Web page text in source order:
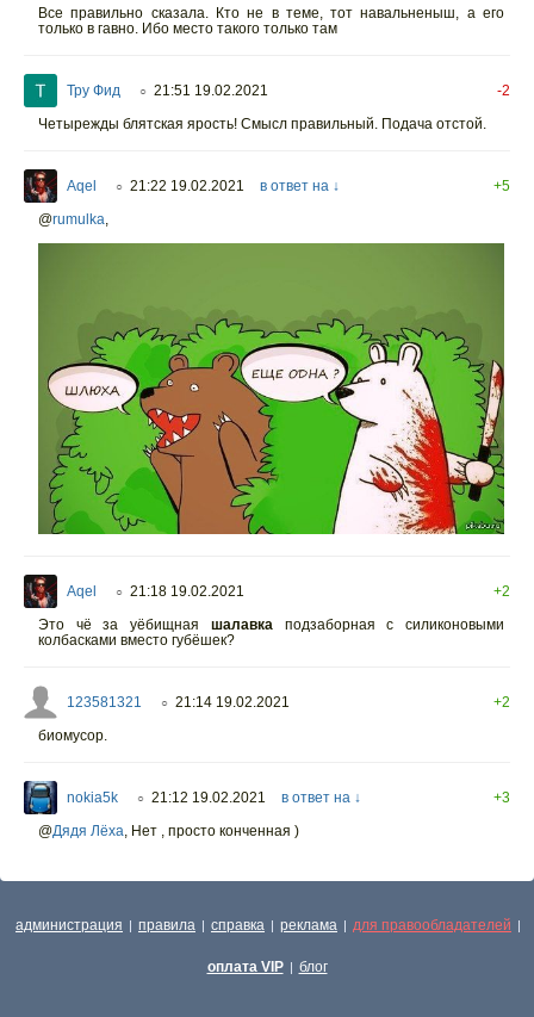
Все правильно сказала. Кто не в теме, тот навальненыш, а его
только в гавно. Ибо место такого только там
Тру Фид ○ 21:51 19.02.2021
-2
Четырежды блятская ярость! Смысл правильный. Подача отстой.
Aqel ○ 21:22 19.02.2021 в ответ на ↓
+5
@rumulka
Aqel ○ 21:18 19.02.2021
+2
Это чё за уёбищная шалавка подзаборная с силиконовыми
колбасками вместо губёшек?
123581321 ○ 21:14 19.02.2021
+2
биомусор.
nokia5k ○ 21:12 19.02.2021 в ответ на ↓
+3
@Дядя Лёха Нет , просто конченная )
администрация | правила | справка | реклама | для правообладателей |
оплата VIP | блог